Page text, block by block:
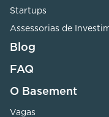
Startups
Assessorias de
Blog
FAQ
O Basement
Vagas